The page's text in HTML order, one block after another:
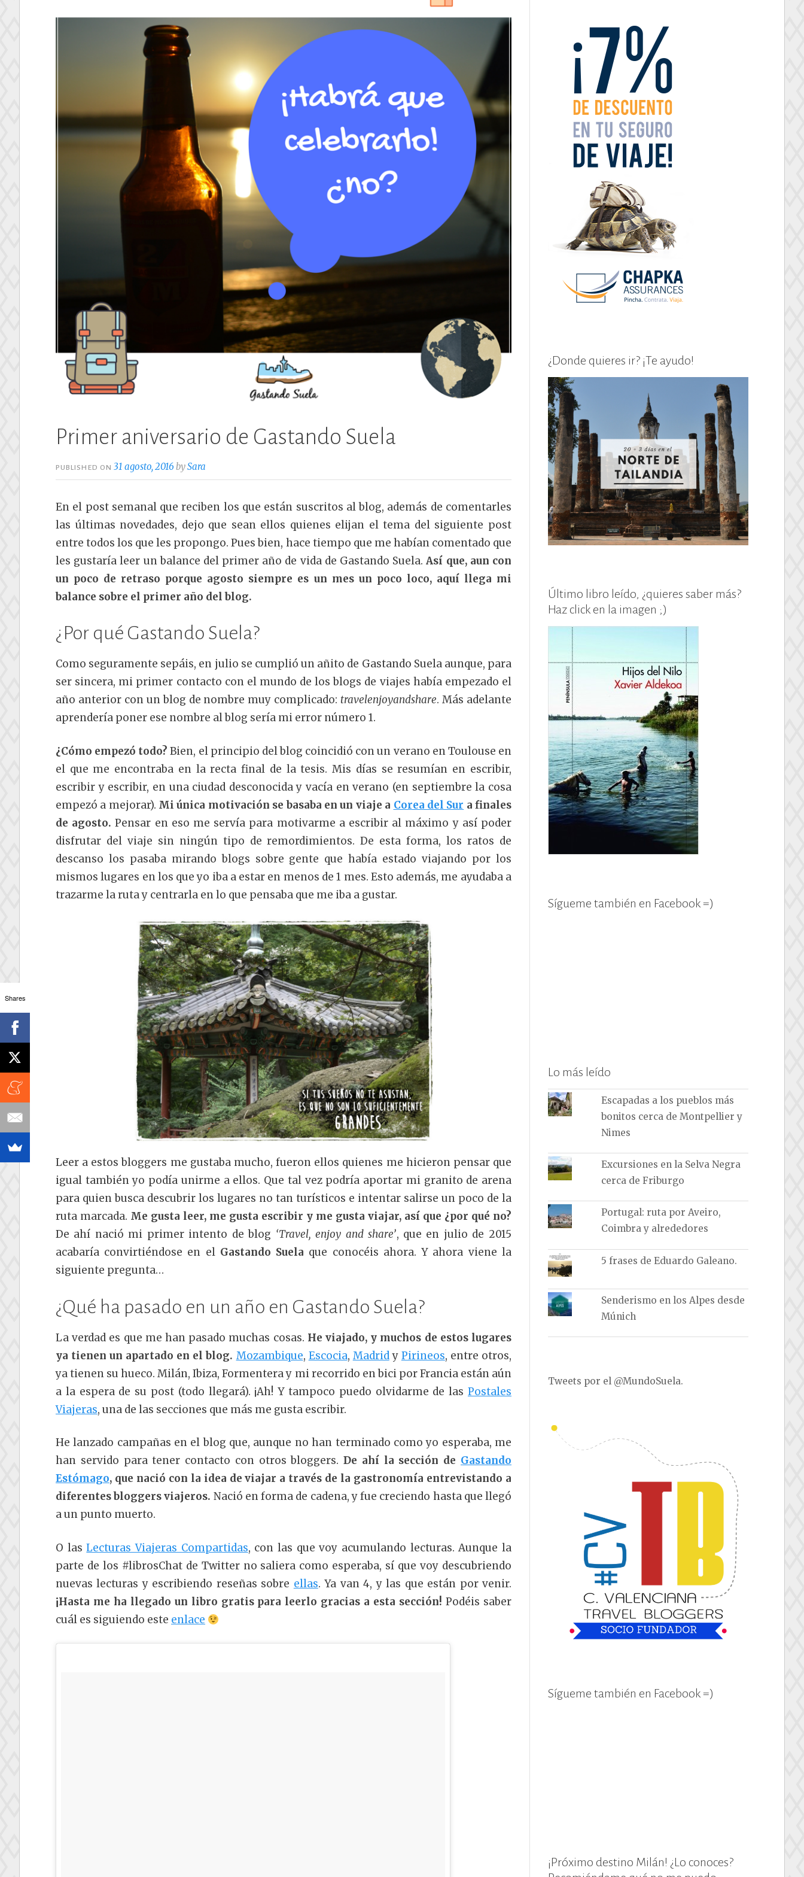
Primer aniversario de Gastando Suela
PUBLISHED ON31 agosto, 2016 bySara
En el post semanal que reciben los que están suscritos al blog, además de comentarles
las últimas novedades, dejo que sean ellos quienes elijan el tema del siguiente post
entre todos los que les propongo. Pues bien, hace tiempo que me habían comentado que
les gustaría leer un balance del primer año de vida de Gastando Suela.Así que, aun con
un poco de retraso porque agosto siempre es un mes un poco loco, aquí llega mi
balance sobre el primer año del blog.
¿Por qué Gastando Suela?
Como seguramente sepáis, en julio se cumplió un añito de Gastando Suela aunque, para
ser sincera, mi primer contacto con el mundo de los blogs de viajes había empezado el
año anterior con un blog de nombre muy complicado: travelenjoyandshare. Más adelante
aprendería poner ese nombre al blog sería mi error número 1.
¿Cómo empezó todo?Bien, el principio del blog coincidió con un verano en Toulouse en
el que me encontraba en la recta final de la tesis. Mis días se resumían en escribir,
escribir y escribir, en una ciudad desconocida y vacía en verano (en septiembre la cosa
empezó a mejorar). Mi única motivación se basaba en un viaje a Corea del Sur a finales
de agosto. Pensar en eso me servía para motivarme a escribir al máximo y así poder
disfrutar del viaje sin ningún tipo de remordimientos. De esta forma, los ratos de
descanso los pasaba mirando blogs sobre gente que había estado viajando por los
mismos lugares en los que yo iba a estar en menos de 1 mes. Esto además, me ayudaba a
trazarme la ruta y centrarla en lo que pensaba que me iba a gustar.
Leer a estos bloggers me gustaba mucho, fueron ellos quienes me hicieron pensar que
igual también yo podía unirme a ellos. Que tal vez podría aportar mi granito de arena
para quien busca descubrir los lugares no tan turísticos e intentar salirse un poco de la
ruta marcada. Me gusta leer, me gusta escribir y me gusta viajar, así que ¿por qué no?
De ahí nació mi primer intento de blog ‘Travel, enjoy and share’, que en julio de 2015
acabaría convirtiéndose en el Gastando Suela que conocéis ahora. Y ahora viene la
siguiente pregunta…
¿Qué ha pasado en un año en Gastando Suela?
La verdad es que me han pasado muchas cosas. He viajado, y muchos de estos lugares
ya tienen un apartado en el blog. Mozambique, Escocia, Madridy Pirineos, entre otros,
ya tienen su hueco. Milán, Ibiza, Formentera y mi recorrido en bici por Francia están aún
a la espera de su post (todo llegará). ¡Ah! Y tampoco puedo olvidarme de las Postales
Viajeras, una de las secciones que más me gusta escribir.
He lanzado campañas en el blog que, aunque no han terminado como yo esperaba, me
han servido para tener contacto con otros bloggers.De ahí la sección de Gastando
Estómago, que nació con la idea de viajar a través de la gastronomía entrevistando a
diferentes bloggers viajeros. Nació en forma de cadena, y fue creciendo hasta que llegó
a un punto muerto.
O lasLecturas Viajeras Compartidas, con las que voy acumulando lecturas. Aunque la
parte de los #librosChat de Twitter no saliera como esperaba, sí que voy descubriendo
nuevas lecturas y escribiendo reseñas sobre ellas. Ya van 4, y las que están por venir.
¡Hasta me ha llegado un libro gratis para leerlo gracias a esta sección! Podéis saber
cuál es siguiendo este enlace
¿Donde quieres ir? ¡Te ayudo!
Último libro leído, ¿quieres saber más?
Haz click en la imagen ;)
Sígueme también en Facebook =)
Lo más leído
Escapadas a los pueblos más
bonitos cerca de Montpellier y
Nimes
Excursiones en la Selva Negra
cerca de Friburgo
Portugal: ruta por Aveiro,
Coimbra y alrededores
5 frases de Eduardo Galeano.
Senderismo en los Alpes desde
Múnich
Tweets por el @MundoSuela.
Sígueme también en Facebook =)
¡Próximo destino Milán! ¿Lo conoces?
Shares